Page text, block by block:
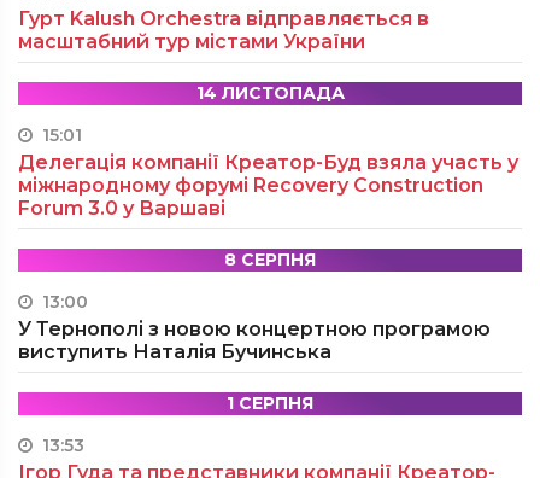
Гурт Kalush Orchestra відправляється в
масштабний тур містами України
14 ЛИСТОПАДА
15:01
Делегація компанії Креатор-Буд взяла участь у
міжнародному форумі Recovery Construction
Forum 3.0 у Варшаві
8 СЕРПНЯ
13:00
У Тернополі з новою концертною програмою
виступить Наталія Бучинська
1 СЕРПНЯ
13:53
Ігор Гуда та представники компанії Креатор-